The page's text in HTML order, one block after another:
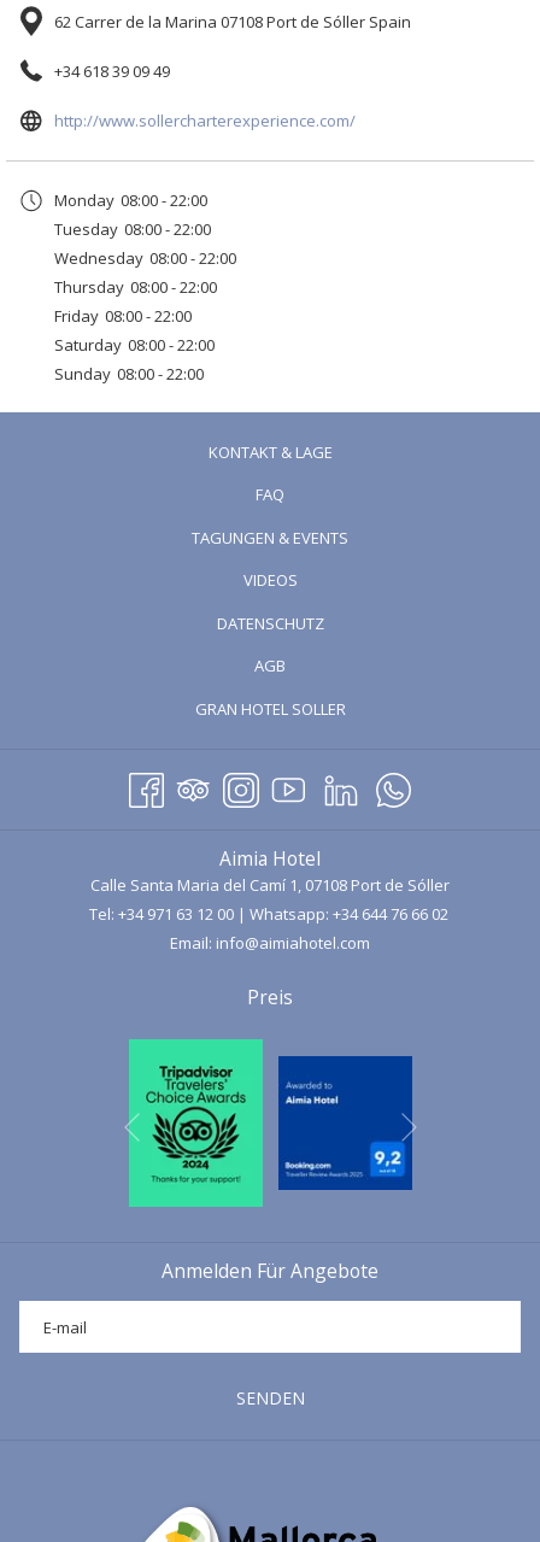
Agarimo V
Klassisches Segelschiff des Jahres 1982, umgebaut im Jahr 2012,
entlang der Küsten der Balearen genießen können.
Schwarzes Schlauchboot 9 Meter für 12 Personen in Sóller.
62 Carrer de la Marina 07108 Port de Sóller Spain
+34 618 39 09 49
http://www.sollercharterexperience.com/Öffnet
Monday 08:00 - 22:00
Tuesday 08:00 - 22:00
Wednesday 08:00 - 22:00
Thursday 08:00 - 22:00
Friday 08:00 - 22:00
Saturday 08:00 - 22:00
Sunday 08:00 - 22:00
KONTAKT & LAGE
FAQ
TAGUNGEN & EVENTS
VIDEOSÖFFNET
DATENSCHUTZ
AGB
GRAN HOTEL SOLLERÖFFNET
NEUEN
Aimia Hotel
Calle Santa Maria del Camí 1, 07108 Port de Sóller
Tel: +34 971 63 12 00| Whatsapp: +34 644 76 66 02
Email: info@aimiahotel.com
Preis
Vorherige
Anmelden Für Angebote
SENDEN